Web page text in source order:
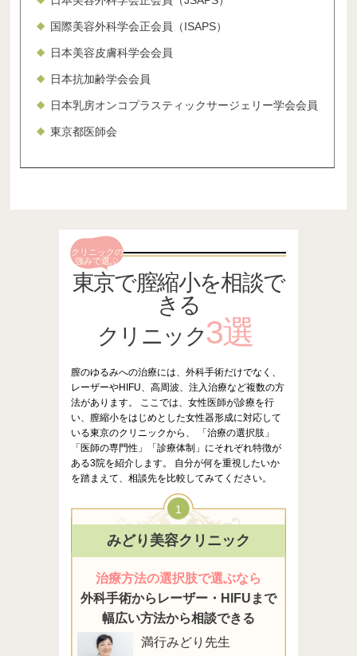
国際美容外科学会正会員（ISAPS）
日本美容皮膚科学会会員
日本抗加齢学会会員
日本乳房オンコプラスティックサージェリー学会会員
東京都医師会
クリニックの
強みで選ぶ
東京で膣縮小を相談で
きる
クリニック3選
膣のゆるみへの治療には、外科手術だけでなく、
レーザーやHIFU、高周波、注入治療など複数の方
法があります。 ここでは、女性医師が診療を行
い、膣縮小をはじめとした女性器形成に対応して
いる東京のクリニックから、 「治療の選択肢」
「医師の専門性」「診療体制」にそれぞれ特徴が
ある3院を紹介します。 自分が何を重視したいか
を踏まえて、相談先を比較してみてください。
1
みどり美容クリニック
治療方法の選択肢で選ぶなら
外科手術からレーザー・HIFUまで
幅広い方法から相談できる
満行みどり先生